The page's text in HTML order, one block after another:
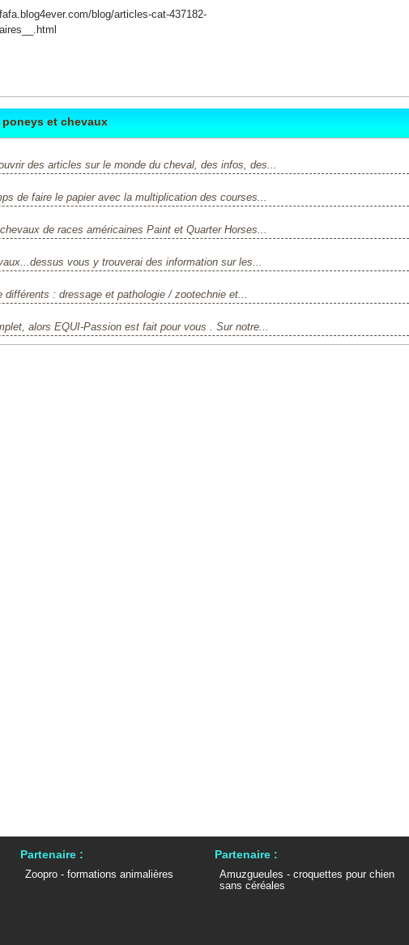
blog/articles-cat-437182-
et chevaux
des articles sur le monde du cheval, des infos, des...
de faire le papier avec la multiplication des courses...
de races américaines Paint et Quarter Horses...
vous y trouverai des information sur les...
: dressage et pathologie / zootechnie et...
alors EQUI-Passion est fait pour vous . Sur notre...
Partenaire :
Zoopro - formations animalières
Partenaire :
Amuzgueules - croquettes pour chien
sans céréales